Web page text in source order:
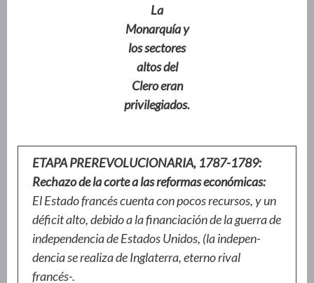
La
Monarquía y
los sectores
altos del
Clero eran
privilegiados.
ETAPA PREREVOLUCIONARIA, 1787-1789:
Rechazo de la corte a las reformas económicas:
El Estado francés cuenta con pocos recursos, y un
déficit alto, debido a la financiación de la guerra de
independencia de Estados Unidos, (la indepen-
dencia se realiza de Inglaterra, eterno rival
francés-.